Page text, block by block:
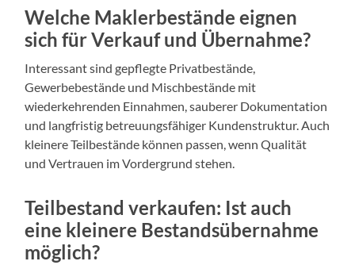
Welche Maklerbestände eignen
sich für Verkauf und Übernahme?
Interessant sind gepflegte Privatbestände,
Gewerbebestände und Mischbestände mit
wiederkehrenden Einnahmen, sauberer Dokumentation
und langfristig betreuungsfähiger Kundenstruktur. Auch
kleinere Teilbestände können passen, wenn Qualität
und Vertrauen im Vordergrund stehen.
Teilbestand verkaufen: Ist auch
eine kleinere Bestandsübernahme
möglich?